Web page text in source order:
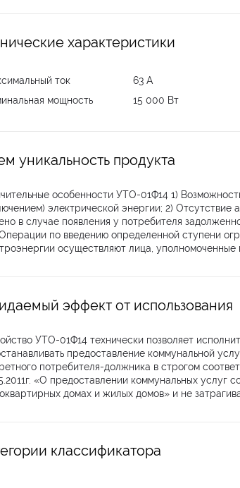
характеристики
ток
63 А
мощность
15 000 Вт
уникальность продукта
особенности УТО-01Ф14 1)
электрической энергии; 2)
в случае появления у потребителя
по введению определенной ступени
осуществляют лица, уполномоченные
эффект от использования
УТО-01Ф14 технически позволяет
предоставление коммунальной
потребителя-должника в строгом
«О предоставлении коммунальных услуг
домах и жилых домов» и не
классификатора